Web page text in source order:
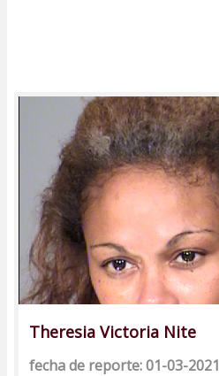
Theresia Victoria Nite
fecha de reporte: 01-03-2021